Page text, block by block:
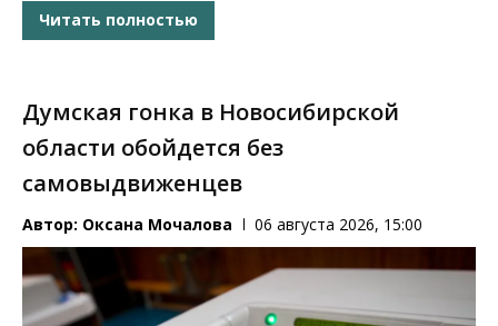
Читать полностью
Думская гонка в Новосибирской
области обойдется без
самовыдвиженцев
Автор: Оксана Мочалова 06 августа 2026, 15:00